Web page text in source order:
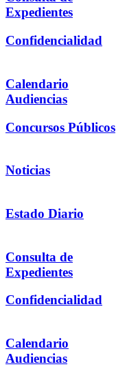
Expedientes
Confidencialidad
Calendario
Audiencias
Concursos Públicos
Noticias
Estado Diario
Consulta de
Expedientes
Confidencialidad
Calendario
Audiencias